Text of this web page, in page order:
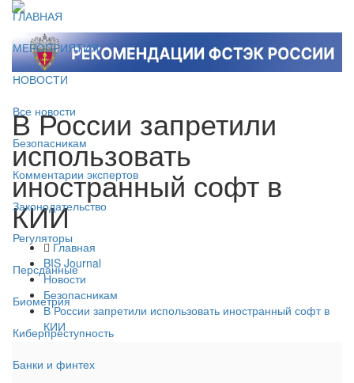
ГЛАВНАЯ
МЕРОПРИЯТИЯ
НОВОСТИ
Все новости
Безопасникам
Комментарии экспертов
Законодательство
Регуляторы
Персданные
Биометрия
Киберпреступность
Банки и финтех
В России запретили
использовать
иностранный софт в
КИИ
Главная
BIS Journal
Новости
Безопасникам
В России запретили использовать иностранный софт в
КИИ